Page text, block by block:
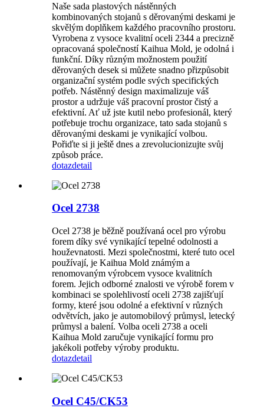
Naše sada plastových nástěnných
kombinovaných stojanů s děrovanými deskami je
skvělým doplňkem každého pracovního prostoru.
Vyrobena z vysoce kvalitní oceli 2344 a precizně
opracovaná společností Kaihua Mold, je odolná i
funkční. Díky různým možnostem použití
děrovaných desek si můžete snadno přizpůsobit
organizační systém podle svých specifických
potřeb. Nástěnný design maximalizuje váš
prostor a udržuje váš pracovní prostor čistý a
efektivní. Ať už jste kutil nebo profesionál, který
potřebuje trochu organizace, tato sada stojanů s
děrovanými deskami je vynikající volbou.
Pořiďte si ji ještě dnes a zrevolucionizujte svůj
způsob práce.
dotazdetail
Ocel 2738
Ocel 2738 je běžně používaná ocel pro výrobu
forem díky své vynikající tepelné odolnosti a
houževnatosti. Mezi společnostmi, které tuto ocel
používají, je Kaihua Mold známým a
renomovaným výrobcem vysoce kvalitních
forem. Jejich odborné znalosti ve výrobě forem v
kombinaci se spolehlivostí oceli 2738 zajišťují
formy, které jsou odolné a efektivní v různých
odvětvích, jako je automobilový průmysl, letecký
průmysl a balení. Volba oceli 2738 a oceli
Kaihua Mold zaručuje vynikající formu pro
jakékoli potřeby výroby produktu.
dotazdetail
Ocel C45/CK53